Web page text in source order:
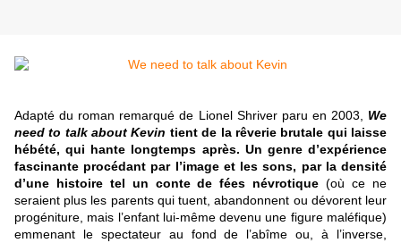
Adapté du roman remarqué de Lionel Shriver paru en 2003, We
need to talk about Kevin tient de la rêverie brutale qui laisse
hébété, qui hante longtemps après. Un genre d’expérience
fascinante procédant par l’image et les sons, par la densité
d’une histoire tel un conte de fées névrotique (où ce ne
seraient plus les parents qui tuent, abandonnent ou dévorent leur
progéniture, mais l’enfant lui-même devenu une figure maléfique)
emmenant le spectateur au fond de l’abîme ou, à l’inverse,